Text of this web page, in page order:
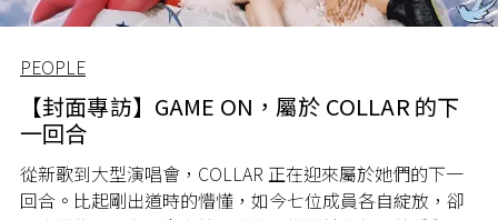
PEOPLE
【封面專訪】GAME ON，屬於 COLLAR 的下
一回合
從新歌到大型演唱會，COLLAR 正在迎來屬於她們的下一
回合。比起剛出道時的懵懂，如今七位成員各自綻放，卻